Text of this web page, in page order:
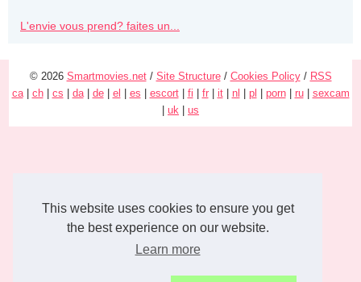
This website uses cookies to ensure you get
the best experience on our website.
Learn more
L'envie vous prend? faites un...
© 2026 Smartmovies.net/ Site Structure/ Cookies Policy/ RSS
ca| ch| cs da| de| el es escort| fi fr| it| nl pl porn| ru| sexcam
uk us